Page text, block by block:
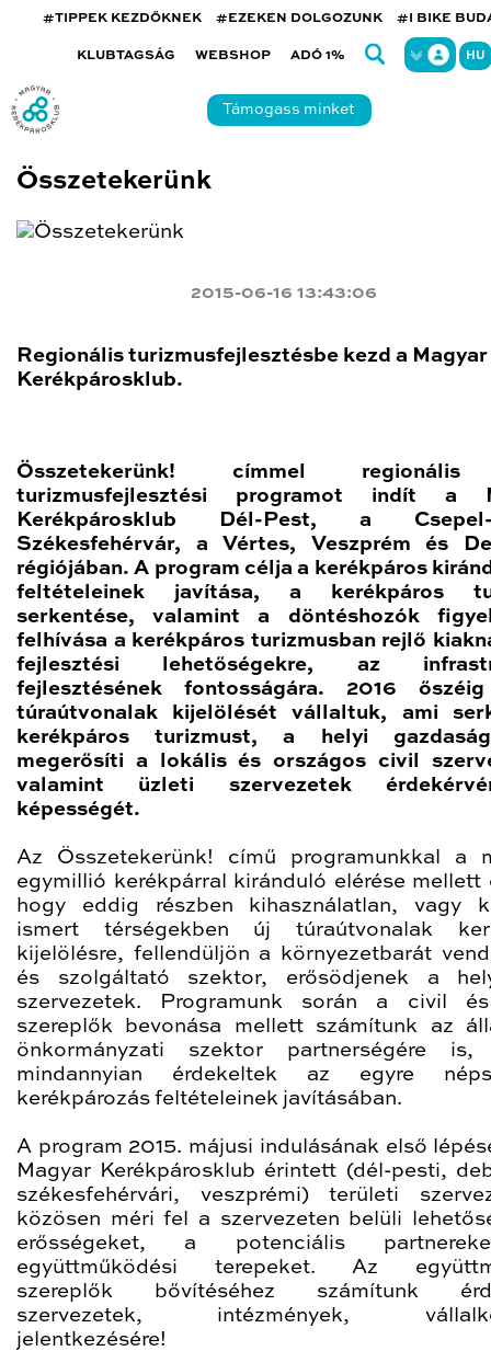
#TIPPEK KEZDŐKNEK #EZEKEN DOLGOZUNK #I BIKE
KLUBTAGSÁG WEBSHOP ADÓ 1% HU
Támogass minket
Összetekerünk
2015-06-16 13:43:06
Regionális turizmusfejlesztésbe kezd a Magyar
Kerékpárosklub.
Összetekerünk! címmel
turizmusfejlesztési programot indít a
Kerékpárosklub Dél-Pest, a Csepel-
Székesfehérvár, a Vértes, Veszprém és
régiójában. A program célja a kerékpáros
feltételeinek javítása, a kerékpáros
serkentése, valamint a döntéshozók
felhívása a kerékpáros turizmusban rejlő
fejlesztési lehetőségekre, az
fejlesztésének fontosságára. 2016
túraútvonalak kijelölését vállaltuk, ami
kerékpáros turizmust, a helyi
megerősíti a lokális és országos civil
valamint üzleti szervezetek
képességét.
Az Összetekerünk! című programunkkal a
egymillió kerékpárral kiránduló elérése mellett
hogy eddig részben kihasználatlan, vagy
ismert térségekben új túraútvonalak
kijelölésre, fellendüljön a környezetbarát
és szolgáltató szektor, erősödjenek a
szervezetek. Programunk során a civil
szereplők bevonása mellett számítunk az
önkormányzati szektor partnerségére is,
mindannyian érdekeltek az egyre
kerékpározás feltételeinek javításában.
A program 2015. májusi indulásának első
Magyar Kerékpárosklub érintett (dél-pesti,
székesfehérvári, veszprémi) területi
közösen méri fel a szervezeten belüli
erősségeket, a potenciális
együttműködési terepeket. Az
szereplők bővítéséhez számítunk
szervezetek, intézmények,
jelentkezésére!